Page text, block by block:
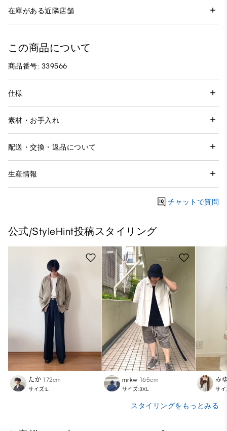
在庫がある近隣店舗
この商品について
商品番号: 339566
仕様
素材・お手入れ
配送・交換・返品について
生産情報
チャットで質問
公式/StyleHint投稿スタイリング
たか 172cm
サイズ:L
mrkw 165cm
サイズ:3XL
み
サイ
スタイリングをもっとみる